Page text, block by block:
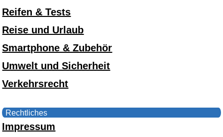
Reifen & Tests
Reise und Urlaub
Smartphone & Zubehör
Umwelt und Sicherheit
Verkehrsrecht
Rechtliches
Impressum